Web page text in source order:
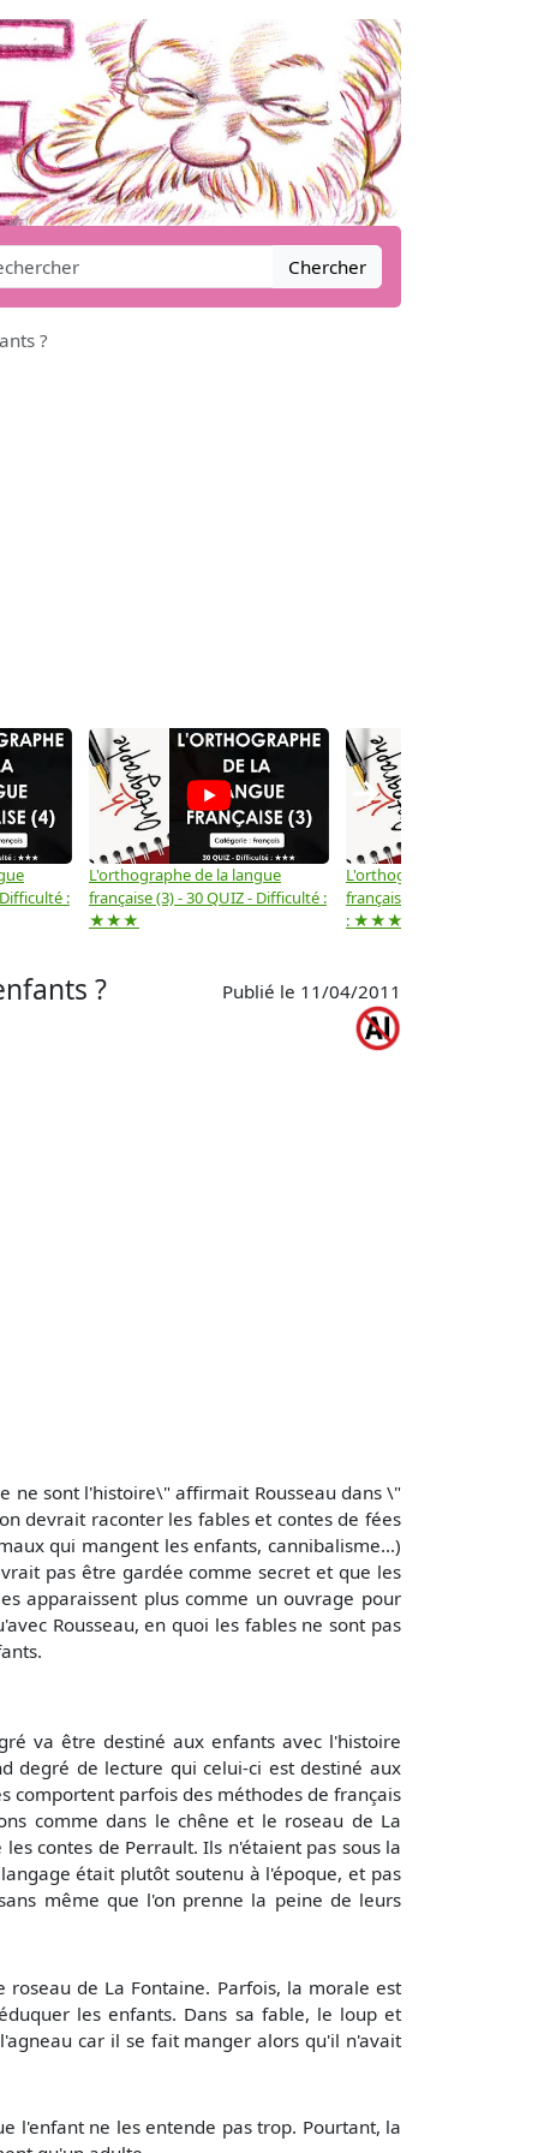
Chercher
?
:
L'orthographe de la langue
française (3) - 30 QUIZ - Difficulté :
★★★
L'orthographe de la langue
française (2) -( 20 QUIZ -
: ★★★
→
? Publié le 11/04/2011
sont l'histoire\" affirmait Rousseau dans \"
devrait raconter les fables et contes de fées
qui mangent les enfants, cannibalisme...)
pas être gardée comme secret et que les
apparaissent plus comme un ouvrage pour
Rousseau, en quoi les fables ne sont pas
être destiné aux enfants avec l'histoire
degré de lecture qui celui-ci est destiné aux
comportent parfois des méthodes de français
comme dans le chêne et le roseau de La
contes de Perrault. Ils n'étaient pas sous la
était plutôt soutenu à l'époque, et pas
même que l'on prenne la peine de leurs
de La Fontaine. Parfois, la morale est
les enfants. Dans sa fable, le loup et
car il se fait manger alors qu'il n'avait
l'enfant ne les entende pas trop. Pourtant, la